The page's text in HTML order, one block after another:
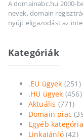
A domainabc.hu 2000-
nevek, domain
nyújt eligazodást az
Kategóriák
.EU ügyek (251)
.HU ügyek (456)
Aktuális (771)
Domain piac
Egyéb kategória
Linkajánló(42)